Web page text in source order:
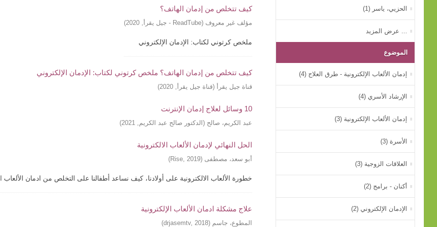
كيف تتخلص من إدمان الهاتف؟
مؤلف غير معروف (ReadTube - جيل يقرأ ,
2020
)
ملخص كرتوني لكتاب: الإدمان الإلكتروني
كيف تتخلص من إدمان الهاتف؟ ملخص كرتوني لكتاب: الإدمان الإلكتروني
قناة جيل يقرأ (قناة جيل يقرأ,
2020
)
10 وسائل لعلاج إدمان الإنترنت
عبد الكريم، صالح ( الدكتور صالح عبد الكريم,
2021
)
الحل النهائي لإدمان الألعاب الالكترونية
أبو سعد، مصطفى (
Rise, 2019
)
خطورة الألعاب الالكترونية على أولادنا، كيف نساعد أطفالنا على التخلص من ادمان الألعاب
علاج مشكلة ادمان الألعاب الإلكترونية
المطوع، جاسم (
drjasemtv, 2018
)
الحزيي، ياسر (1)
... عرض المزيد
الموضوع
إدمان الألعاب الإلكترونية - طرق العلاج (4)
الإرشاد الأسري (4)
إدمان الألعاب الإلكترونية (3)
الأسرة (3)
العلاقات الزوجية (3)
أكنان - برامج (2)
الإدمان الإلكتروني (2)